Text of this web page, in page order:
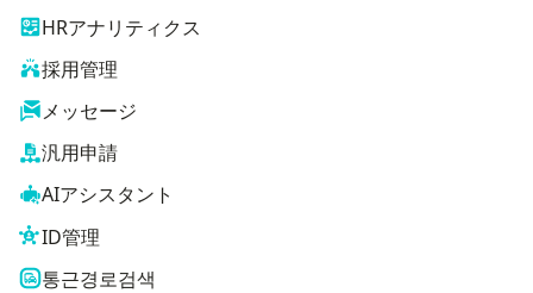
HRアナリティクス
採用管理
メッセージ
汎用申請
AIアシスタント
ID管理
통근경로검색